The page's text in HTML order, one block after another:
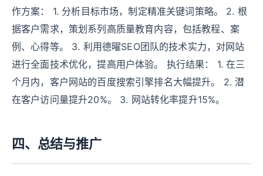
作方案： 1. 分析目标市场，制定精准关键词策略。 2. 根
据客户需求，策划系列高质量教育内容，包括教程、案
例、心得等。 3. 利用德曜SEO团队的技术实力，对网站
进行全面技术优化，提高用户体验。 执行结果： 1. 在三
个月内，客户网站的百度搜索引擎排名大幅提升。 2. 潜
在客户访问量提升20%。 3. 网站转化率提升15%。
四、总结与推广